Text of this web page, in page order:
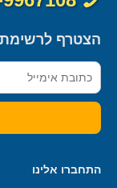
הצטרף
התחברו אלינו